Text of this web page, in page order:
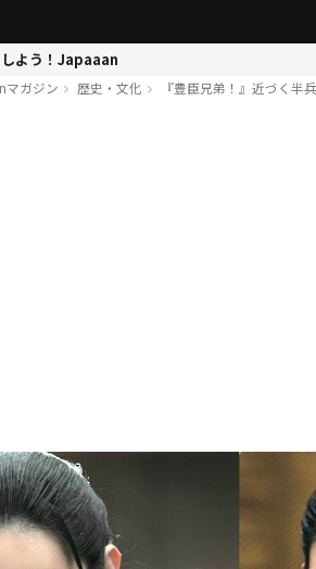
よう！Japaaan
マガジン 歴史・文化 『豊臣兄弟！』近づく